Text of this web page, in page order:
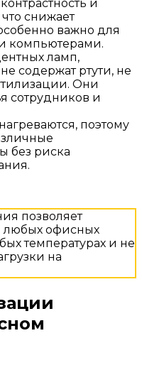
и
снижает
важно для
компьютерами.
ламп,
содержат ртути, не
Они
сотрудников и
поэтому
без риска
позволяет
любых офисных
температурах и не
на